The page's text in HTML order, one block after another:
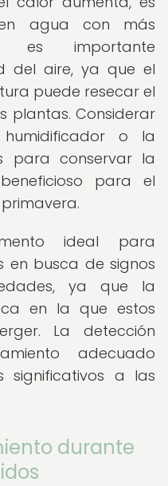
agua con más
es importante
del aire, ya que el
puede resecar el
plantas. Considerar
o la
para conservar la
para el
ideal para
en busca de signos
ya que la
en la que estos
La detección
adecuado
significativos a las
durante